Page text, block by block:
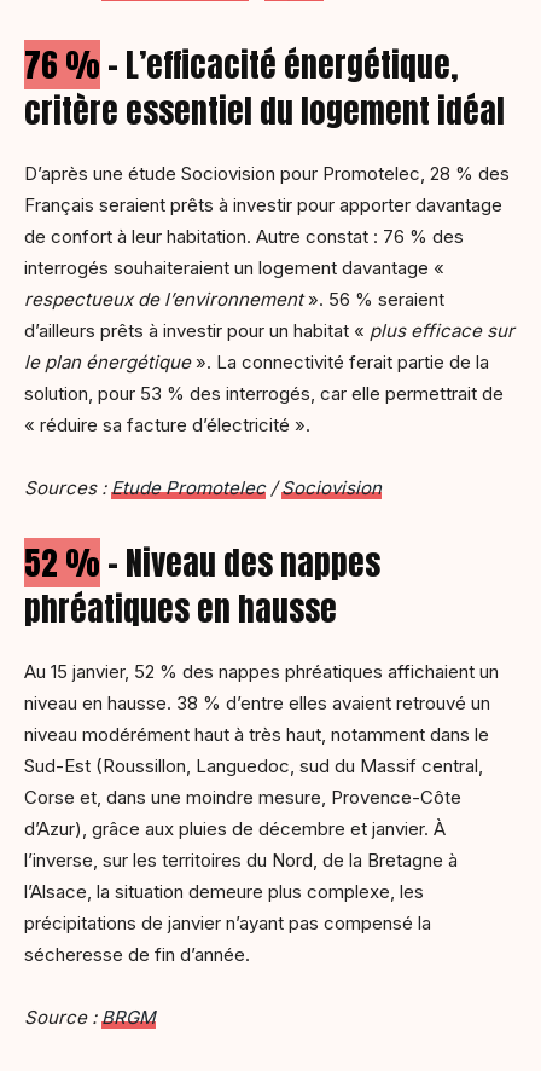
76 %– L’efficacité énergétique,
critère essentiel du logement idéal
D’après une étude Sociovision pour Promotelec, 28 % des
Français seraient prêts à investir pour apporter davantage
de confort à leur habitation. Autre constat : 76 % des
interrogés souhaiteraient un logement davantage «
respectueux de l’environnement». 56 % seraient
d’ailleurs prêts à investir pour un habitat « plus efficace sur
le plan énergétique». La connectivité ferait partie de la
solution, pour 53 % des interrogés, car elle permettrait de
« réduire sa facture d’électricité ».
Sources :Etude Promotelec/Sociovision
52 %– Niveau des nappes
phréatiques en hausse
Au 15 janvier, 52 % des nappes phréatiques affichaient un
niveau en hausse. 38 % d’entre elles avaient retrouvé un
niveau modérément haut à très haut, notamment dans le
Sud-Est (Roussillon, Languedoc, sud du Massif central,
Corse et, dans une moindre mesure, Provence-Côte
d’Azur), grâce aux pluies de décembre et janvier. À
l’inverse, sur les territoires du Nord, de la Bretagne à
l’Alsace, la situation demeure plus complexe, les
précipitations de janvier n’ayant pas compensé la
sécheresse de fin d’année.
Source :BRGM